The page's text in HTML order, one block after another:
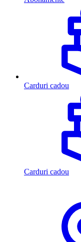
Carduri cadou
Carduri cadou